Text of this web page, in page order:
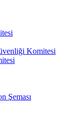
Komitesi
Şeması